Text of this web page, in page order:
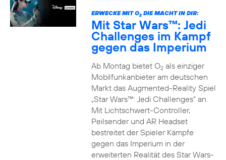
ERWECKE MIT O2DIE MACHT IN DIR:
Mit Star Wars™: Jedi
Challenges im Kampf
gegen das Imperium
Ab Montag bietet O2als einziger
Mobilfunkanbieter am deutschen
Markt das Augmented-Reality Spiel
„Star Wars™: Jedi Challenges“ an.
Mit Lichtschwert-Controller,
Peilsender und AR Headset
bestreitet der Spieler Kämpfe
gegen das Imperium in der
erweiterten Realität des Star Wars-